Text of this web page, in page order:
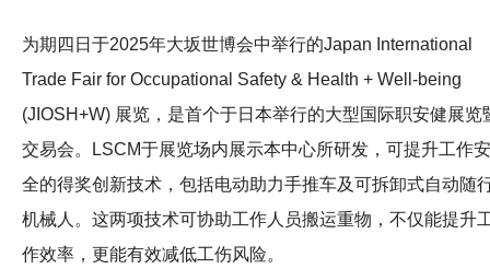
为期四日于2025年大坂世博会中举行的Japan International
Trade Fair for Occupational Safety & Health + Well-being
(JIOSH+W) 展览，是首个于日本举行的大型国际职安健展览
交易会。LSCM于展览场内展示本中心所研发，可提升工作安
全的得奖创新技术，包括电动助力手推车及可拆卸式自动随
机械人。这两项技术可协助工作人员搬运重物，不仅能提升
作效率，更能有效减低工伤风险。